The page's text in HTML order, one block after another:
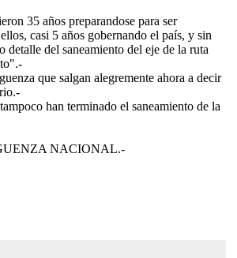
35 años preparandose para ser
casi 5 años gobernando el país, y sin
detalle del saneamiento del eje de la ruta
que salgan alegremente ahora a decir
han terminado el saneamiento de la
NACIONAL.-